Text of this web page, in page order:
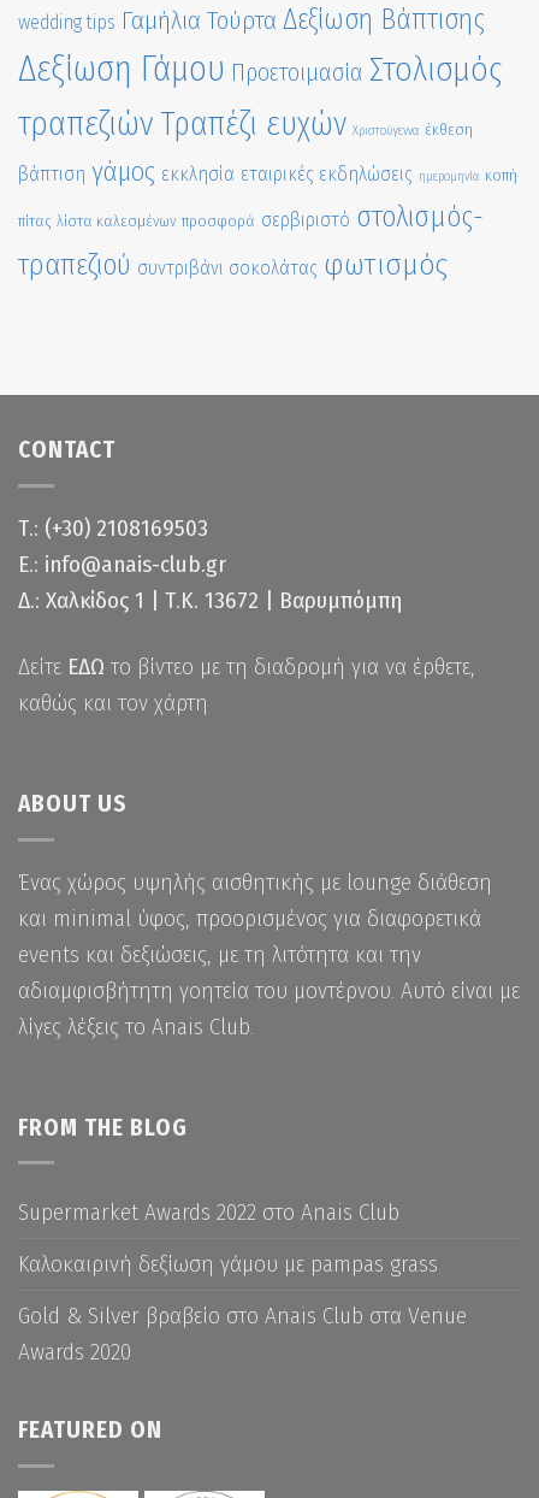
wedding tips Γαμήλια Τούρτα Δεξίωση Βάπτισης
Δεξίωση Γάμου Προετοιμασία Στολισμός
τραπεζιώνΤραπέζι ευχών Χριστούγεννα έκθεση
βάπτιση γάμος εκκλησία εταιρικές εκδηλώσεις ημερομηνία κοπή
πίτας λίστα καλεσμένων προσφορά σερβιριστό στολισμός-
τραπεζιού συντριβάνι σοκολάτας φωτισμός
CONTACT
Τ.: (+30) 2108169503
Ε.: info@anais-club.gr
Δ.: Χαλκίδος 1 | Τ.Κ. 13672 | Βαρυμπόμπη
Δείτε ΕΔΩ το βίντεο με τη διαδρομή για να έρθετε,
καθώς και τον χάρτη
ABOUT US
Ένας χώρος υψηλής αισθητικής με lounge διάθεση
και minimal ύφος, προορισμένος για διαφορετικά
events και δεξιώσεις, με τη λιτότητα και την
αδιαμφισβήτητη γοητεία του μοντέρνου. Αυτό είναι με
λίγες λέξεις το Anais Club.
FROM THE BLOG
Supermarket Awards 2022 στο Anais Club
Καλοκαιρινή δεξίωση γάμου με pampas grass
Gold & Silver βραβείο στο Anais Club στα Venue
Awards 2020
FEATURED ON